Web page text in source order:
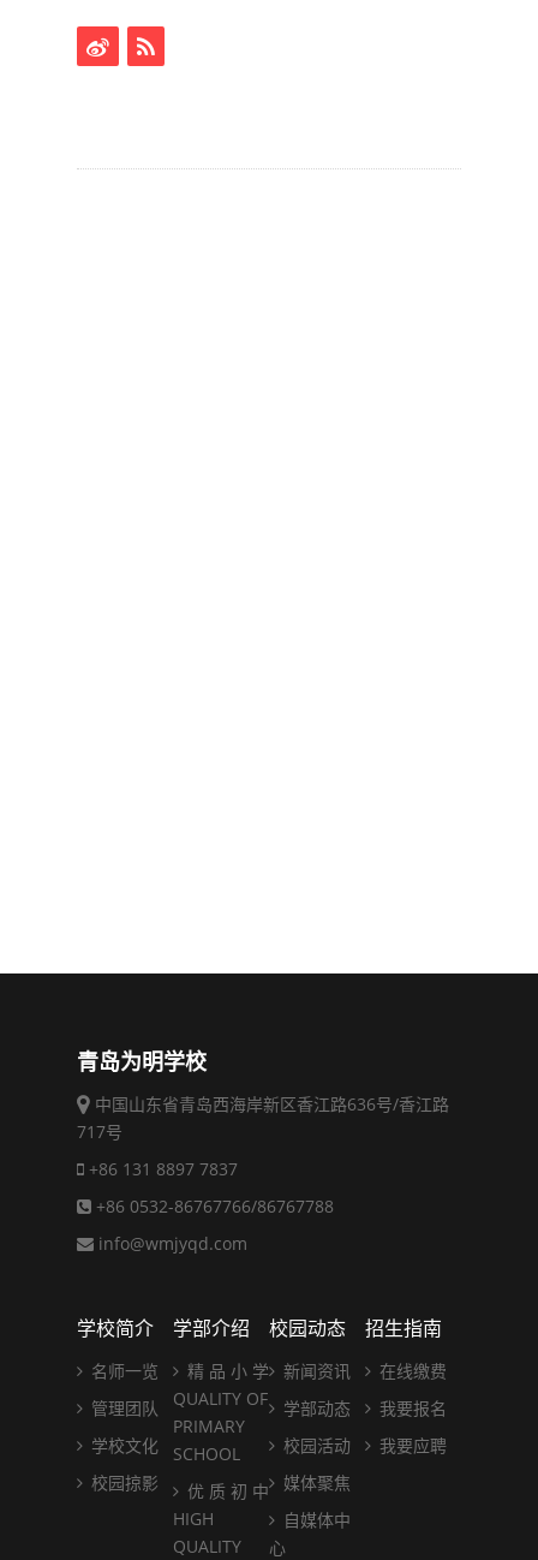
青岛为明学校
中国山东省青岛西海岸新区香江路636号/香江路
717号
+86 131 8897 7837
+86 0532-86767766/86767788
info@wmjyqd.com
学校简介
名师一览
管理团队
学校文化
校园掠影
学部介绍
精 品 小 学
QUALITY OF
PRIMARY
SCHOOL
优 质 初 中
HIGH
QUALITY
校园动态
新闻资讯
学部动态
校园活动
媒体聚焦
自媒体中
心
招生指南
在线缴费
我要报名
我要应聘